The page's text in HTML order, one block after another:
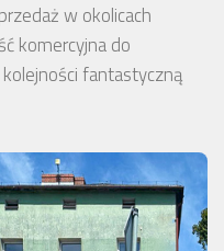
w okolicach
komercyjna do
fantastyczną